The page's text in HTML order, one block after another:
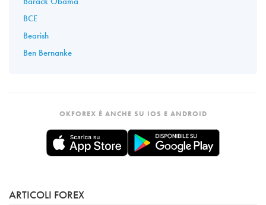
BCE
Bearish
Ben Bernanke
OKFOREX È ANCHE SU IOS E ANDROID
ARTICOLI FOREX